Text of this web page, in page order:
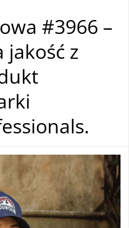
#3966 –
jakość z